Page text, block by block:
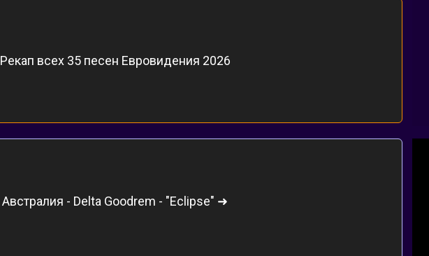
Рекап всех 35 песен Евровидения 2026
Австралия - Delta Goodrem - "Eclipse" ➜